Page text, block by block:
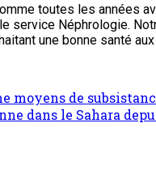
toutes les années
service Néphrologie.
une bonne santé
moyens de
dans le Sahara